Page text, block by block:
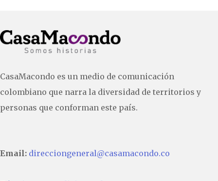
CasaMacondo es un medio de comunicación
colombiano que narra la diversidad de territorios y
personas que conforman este país.
Email: direcciongeneral@casamacondo.co